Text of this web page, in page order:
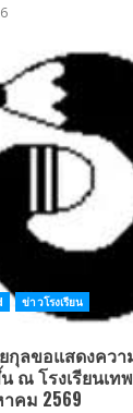
ข่าวโรงเรียน
กุลขอแสดงคว
ณ โรงเรียนเ
คม 2569